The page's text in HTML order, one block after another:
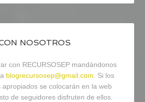
NOSOTROS
con RECURSOSEP mandándonos
blogrecursosep@gmail.com. Si los
apropiados se colocarán en la web
de seguidores disfruten de ellos.